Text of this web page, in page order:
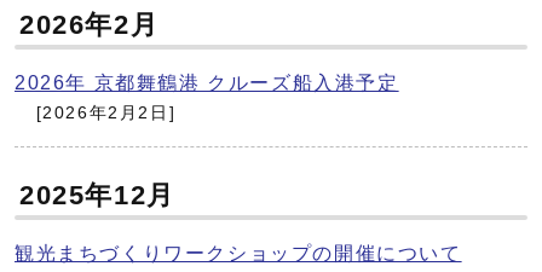
2026年2月
2026年 京都舞鶴港 クルーズ船入港予定
[2026年2月2日]
2025年12月
観光まちづくりワークショップの開催について